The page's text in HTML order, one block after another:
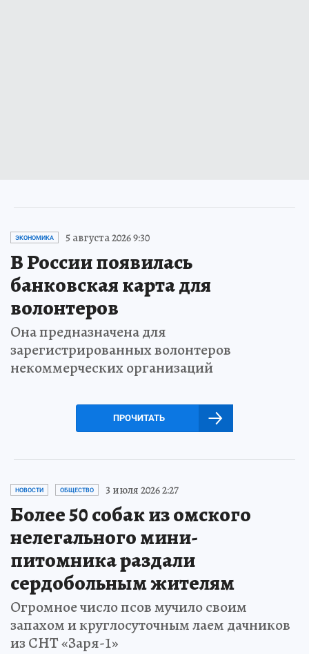
ЭКОНОМИКА 5 августа 2026 9:30
В России появилась
банковская карта для
волонтеров
Она предназначена для
зарегистрированных волонтеров
некоммерческих организаций
ПРОЧИТАТЬ
НОВОСТИ ОБЩЕСТВО 3 июля 2026 2:27
Более 50 собак из омского
нелегального мини-
питомника раздали
сердобольным жителям
Огромное число псов мучило своим
запахом и круглосуточным лаем дачников
из СНТ «Заря-1»